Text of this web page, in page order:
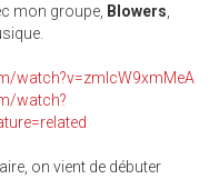
mon groupe, Blowers
watch?v=zmlcW9xmMeA
watch?
on vient de débuter